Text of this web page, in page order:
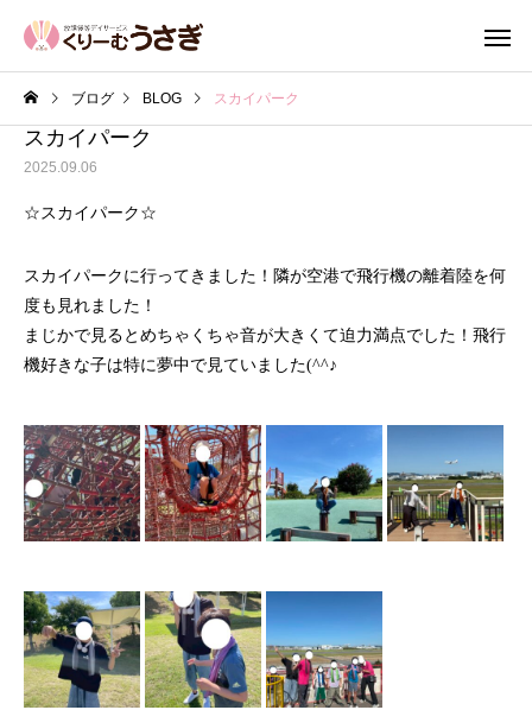
ブログ BLOG スカイパーク
スカイパーク
2025.09.06
☆スカイパーク☆
スカイパークに行ってきました！隣が空港で飛行機の離着陸を何
度も見れました！
まじかで見るとめちゃくちゃ音が大きくて迫力満点でした！飛行
機好きな子は特に夢中で見ていました(^^♪